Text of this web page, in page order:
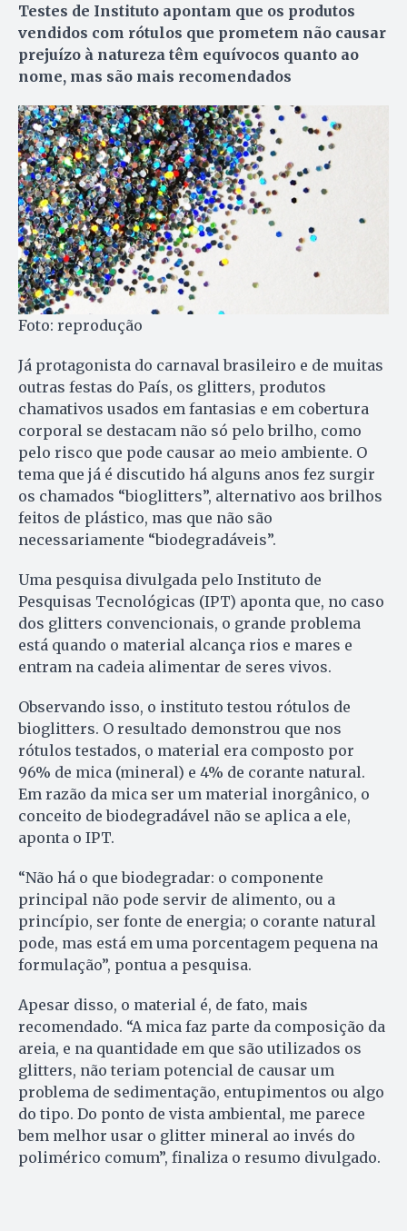
Testes de Instituto apontam que os produtos
vendidos com rótulos que prometem não causar
prejuízo à natureza têm equívocos quanto ao
nome, mas são mais recomendados
Foto: reprodução
Já protagonista do carnaval brasileiro e de muitas
outras festas do País, os glitters, produtos
chamativos usados em fantasias e em cobertura
corporal se destacam não só pelo brilho, como
pelo risco que pode causar ao meio ambiente. O
tema que já é discutido há alguns anos fez surgir
os chamados “bioglitters”, alternativo aos brilhos
feitos de plástico, mas que não são
necessariamente “biodegradáveis”.
Uma pesquisa divulgada pelo Instituto de
Pesquisas Tecnológicas (IPT) aponta que, no caso
dos glitters convencionais, o grande problema
está quando o material alcança rios e mares e
entram na cadeia alimentar de seres vivos.
Observando isso, o instituto testou rótulos de
bioglitters. O resultado demonstrou que nos
rótulos testados, o material era composto por
96% de mica (mineral) e 4% de corante natural.
Em razão da mica ser um material inorgânico, o
conceito de biodegradável não se aplica a ele,
aponta o IPT.
“Não há o que biodegradar: o componente
principal não pode servir de alimento, ou a
princípio, ser fonte de energia; o corante natural
pode, mas está em uma porcentagem pequena na
formulação”, pontua a pesquisa.
Apesar disso, o material é, de fato, mais
recomendado. “A mica faz parte da composição da
areia, e na quantidade em que são utilizados os
glitters, não teriam potencial de causar um
problema de sedimentação, entupimentos ou algo
do tipo. Do ponto de vista ambiental, me parece
bem melhor usar o glitter mineral ao invés do
polimérico comum”, finaliza o resumo divulgado.